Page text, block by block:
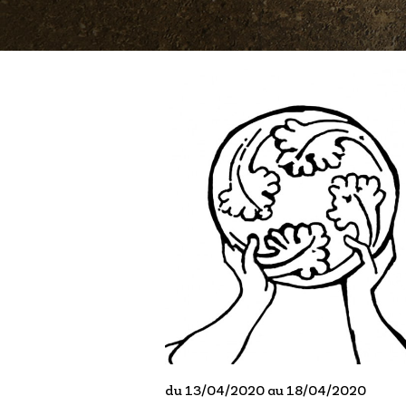
du 13/04/2020 au 18/04/2020